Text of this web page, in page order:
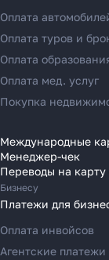
Переводы в ОАЭ
Переводы в Европу
Переводы в Азию
Переводы в Россию
Переводы в
Переводы в
Переводы в Венгрию
Переводы в
Переводы в Грецию
Переводы в
Переводы в
Оплата
Оплата туров и
Оплата
Оплата мед. услуг
Покупка
Международные
Менеджер-чек
Переводы на
Бизнесу
Платежи для
Оплата инвойсов
Агентские платежи
Как
за